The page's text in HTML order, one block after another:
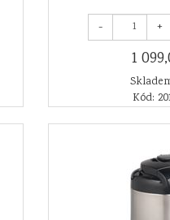
- +
1
Kód: